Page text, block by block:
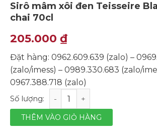
0
out
of
Sirô mâm xôi đen Teisseire
chai 70cl
205.000 ₫
Đặt hàng: 0962.609.639 (zalo) –
(zalo/imess) – 0989.330.683 (zalo/
0967.388.718 (zalo)
Sirô mâm xôi đen Teisseire
THÊM VÀO GIỎ HÀNG